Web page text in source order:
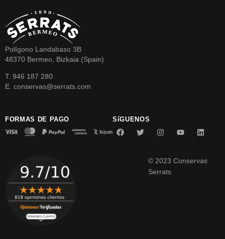
Polígono Landabaso 3B
48370 Bermeo, Bizkaia (Spain)
T. 946 187 280
E. conservas@serrats.com
FORMAS DE PAGO SíGUENOS
© 2023 Conservas
Serrats